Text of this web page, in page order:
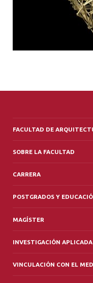
FACULTAD DE
SOBRE LA FACULTAD
CARRERA
POSTGRADOS Y
MAGÍSTER
INVESTIGACIÓN APLICADA
VINCULACIÓN CON EL